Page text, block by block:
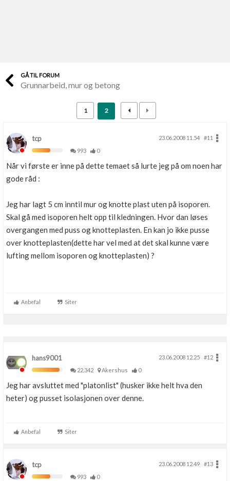
Finn håndverkere
Skaff dokumentasjon som mangler
Kundeservice
Få svar på det du lurer på
Kom i gang med Boligmappa
Se din bolig? Klikk her
Boligmappa+
Få mer ut av Boligmappa
GÅ TIL FORUM
Grunnarbeid, mur og betong
1 2
tcp 23.06.2008 11.54
#11
993
0
Når vi første er inne på dette temaet så lurte jeg på om noen har
gode råd :
Jeg har lagt 5 cm inntil mur og knotte plast uten på isoporen.
Skal gå med isoporen helt opp til kledningen. Hvor dan løses
overgangen med puss og knotteplasten. En kan jo ikke pusse
over knotteplasten(dette har vel med at det skal kunne være
lufting mellom isoporen og knotteplasten) ?
Anbefal Siter
hans9001 23.06.2008 12.25
#12
22,342
Akershus 0
Jeg har avsluttet med "platonlist" (husker ikke helt hva den
heter) og pusset isolasjonen over denne.
Anbefal Siter
tcp 23.06.2008 12.49
#13
993
0